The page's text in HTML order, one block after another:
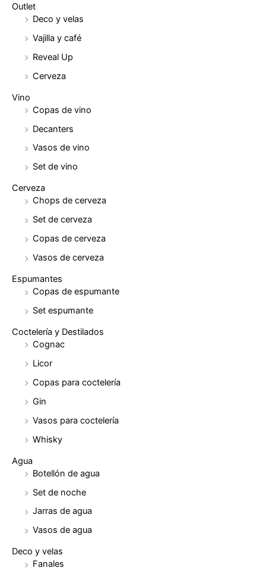
Outlet
Deco y velas
Vajilla y café
Reveal Up
Cerveza
Vino
Copas de vino
Decanters
Vasos de vino
Set de vino
Cerveza
Chops de cerveza
Set de cerveza
Copas de cerveza
Vasos de cerveza
Espumantes
Copas de espumante
Set espumante
Coctelería y Destilados
Cognac
Licor
Copas para coctelería
Gin
Vasos para coctelería
Whisky
Agua
Botellón de agua
Set de noche
Jarras de agua
Vasos de agua
Deco y velas
Fanales